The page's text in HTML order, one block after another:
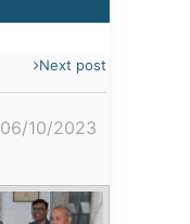
Next post
06/10/2023